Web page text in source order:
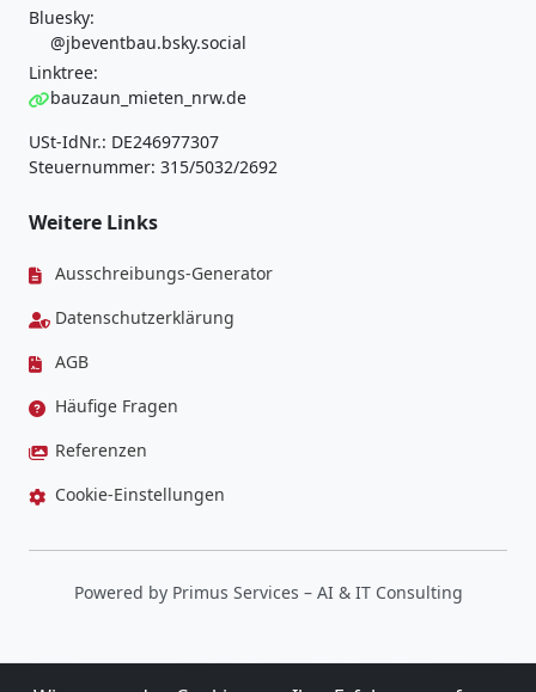
Bluesky:
@jbeventbau.bsky.social
Linktree:
bauzaun_mieten_nrw.de
USt-IdNr.: DE246977307
Steuernummer: 315/5032/2692
Weitere Links
Ausschreibungs-Generator
Datenschutzerklärung
AGB
Häufige Fragen
Referenzen
Cookie-Einstellungen
Powered by Primus Services – AI & IT Consulting